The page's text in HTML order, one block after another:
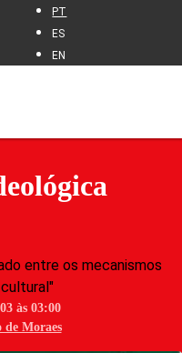
PT
ES
EN
entre os mecanismos
às 03:00
Moraes